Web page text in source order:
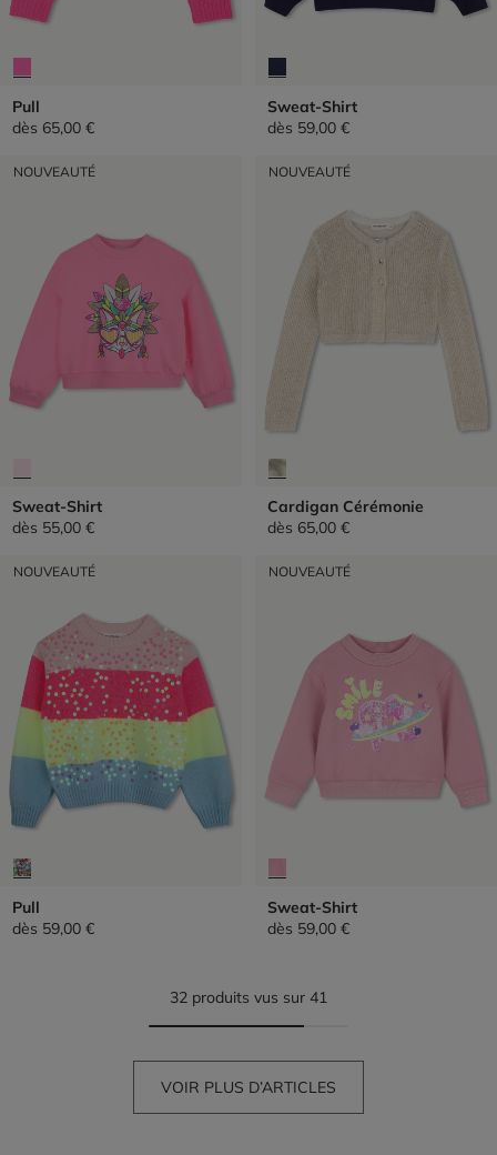
Pull
dès 65,00 €
Sweat-Shirt
dès 59,00 €
NOUVEAUTÉ
Sweat-Shirt
dès 55,00 €
NOUVEAUTÉ
Cardigan Cérémonie
dès 65,00 €
NOUVEAUTÉ
Pull
dès 59,00 €
NOUVEAUTÉ
Sweat-Shirt
dès 59,00 €
32 produits vus sur 41
VOIR PLUS D’ARTICLES